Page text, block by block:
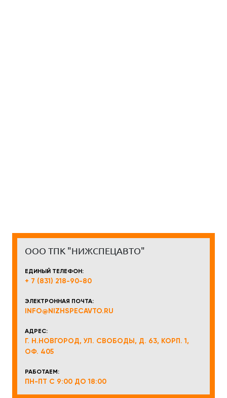
ООО ТПК "НИЖСПЕЦАВТО"
ЕДИНЫЙ ТЕЛЕФОН:
+ 7 (831) 218-90-80
ЭЛЕКТРОННАЯ ПОЧТА:
INFO@NIZHSPECAVTO.RU
АДРЕС:
Г. Н.НОВГОРОД, УЛ. СВОБОДЫ, Д. 63, КОРП. 1,
ОФ. 405
РАБОТАЕМ:
ПН-ПТ С 9:00 ДО 18:00